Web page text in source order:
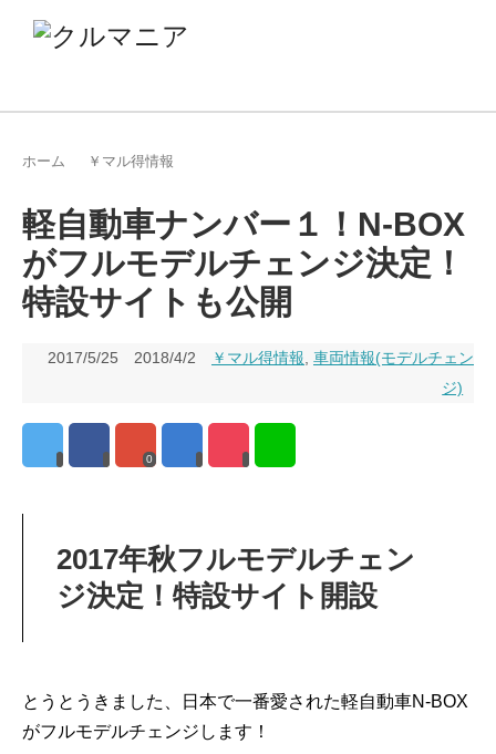
ホーム ￥マル得情報
軽自動車ナンバー１！N-BOX
がフルモデルチェンジ決定！
特設サイトも公開
2017/5/25 2018/4/2 ￥マル得情報 車両情報(モデルチェン
ジ)
0
2017年秋フルモデルチェン
ジ決定！特設サイト開設
とうとうきました、日本で一番愛された軽自動車N-BOX
がフルモデルチェンジします！